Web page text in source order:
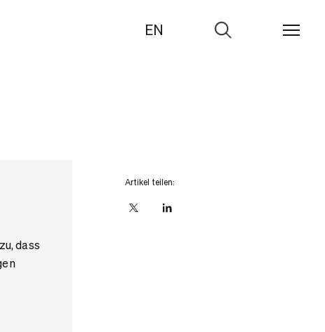
EN
Zur
dass
Artikel teilen:
X linkedIn